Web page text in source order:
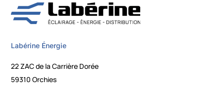
Labérine Énergie
22 ZAC de la Carrière Dorée
59310 Orchies